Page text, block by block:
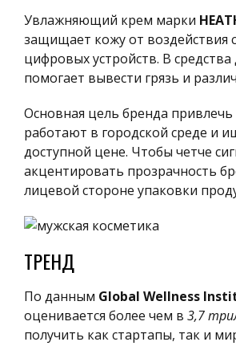
Увлажняющий крем марки
защищает кожу от воздействия
цифровых устройств. В
помогает вывести грязь и
Основная цель бренда
работают в городской среде и
доступной цене. Чтобы четче
акцентировать прозрачность
лицевой стороне упаковки
ТРЕНД
По данным Global Wellness
оценивается более чем в 3,7
получить как стартапы, так и